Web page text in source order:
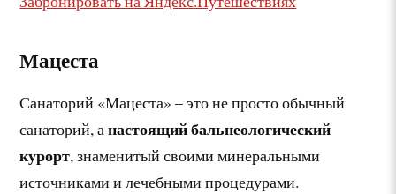
Мацеста
Санаторий «Мацеста» – это не просто обычный
санаторий, анастоящий бальнеологический
курорт, знаменитый своими минеральными
источниками и лечебными процедурами.